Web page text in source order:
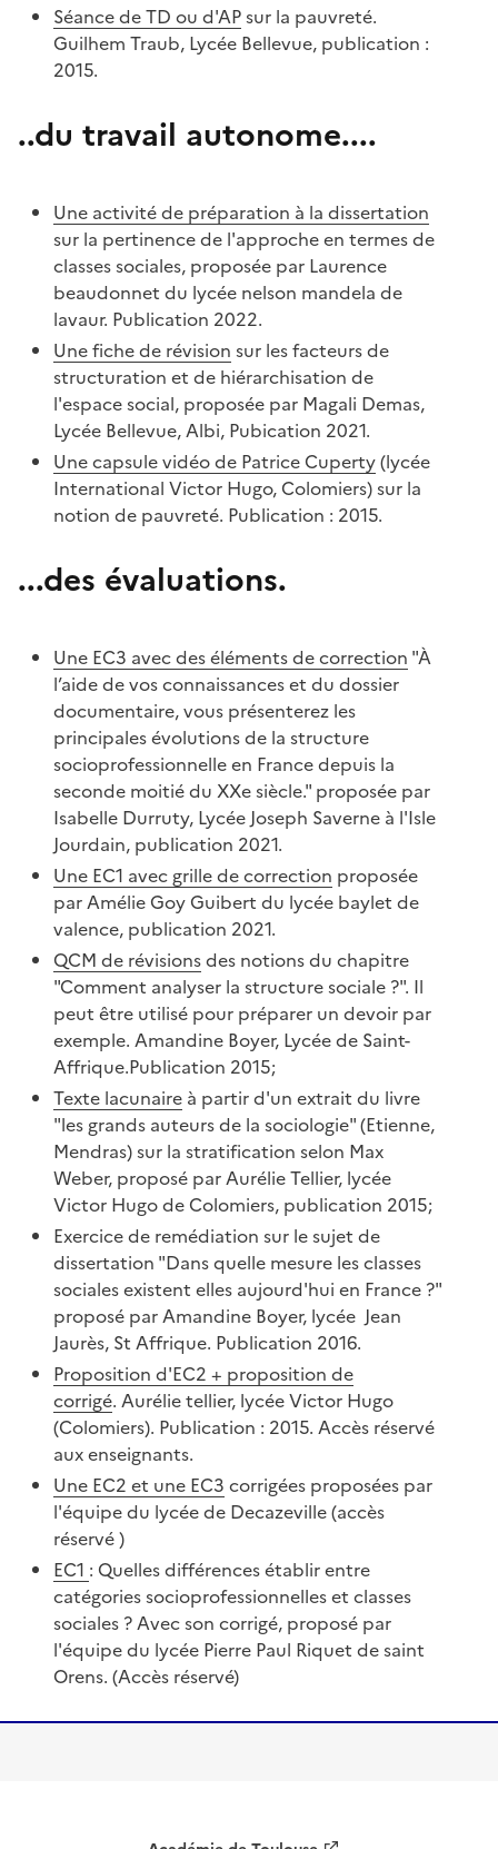
Séance de TD ou d'APsur la pauvreté.
Guilhem Traub, Lycée Bellevue, publication :
2015.
..du travail autonome....
Une activité de préparation à la dissertation
sur la pertinence de l'approche en termes de
classes sociales, proposée par Laurence
beaudonnet du lycée nelson mandela de
lavaur. Publication 2022.
Une fiche de révision sur les facteurs de
structuration et de hiérarchisation de
l'espace social, proposée par Magali Demas,
Lycée Bellevue, Albi, Pubication 2021.
Une capsule vidéo de Patrice Cuperty(lycée
International Victor Hugo, Colomiers) sur la
notion de pauvreté. Publication : 2015.
...des évaluations.
Une EC3 avec des éléments de correction "À
l’aide de vos connaissances et du dossier
documentaire, vous présenterez les
principales évolutions de la structure
socioprofessionnelle en France depuis la
seconde moitié du XXe siècle." proposée par
Isabelle Durruty, Lycée Joseph Saverne à l'Isle
Jourdain, publication 2021.
Une EC1 avec grille de correction proposée
par Amélie Goy Guibert du lycée baylet de
valence, publication 2021.
QCM de révisionsdes notions du chapitre
"Comment analyser la structure sociale ?". Il
peut être utilisé pour préparer un devoir par
exemple. Amandine Boyer, Lycée de Saint-
Affrique.Publication 2015;
Texte lacunaire à partir d'un extrait du livre
"les grands auteurs de la sociologie" (Etienne,
Mendras) sur la stratification selon Max
Weber, proposé par Aurélie Tellier, lycée
Victor Hugo de Colomiers, publication 2015;
Exercice de remédiation sur le sujet de
dissertation "Dans quelle mesure les classes
sociales existent elles aujourd'hui en France ?"
proposé par Amandine Boyer, lycée Jean
Jaurès, St Affrique. Publication 2016.
Proposition d'EC2 + proposition de
corrigé. Aurélie tellier, lycée Victor Hugo
(Colomiers). Publication : 2015. Accès réservé
aux enseignants.
Une EC2 et une EC3 corrigées proposées par
l'équipe du lycée de Decazeville (accès
réservé )
EC1 : Quelles différences établir entre
catégories socioprofessionnelles et classes
sociales ? Avec son corrigé, proposé par
l'équipe du lycée Pierre Paul Riquet de saint
Orens. (Accès réservé)